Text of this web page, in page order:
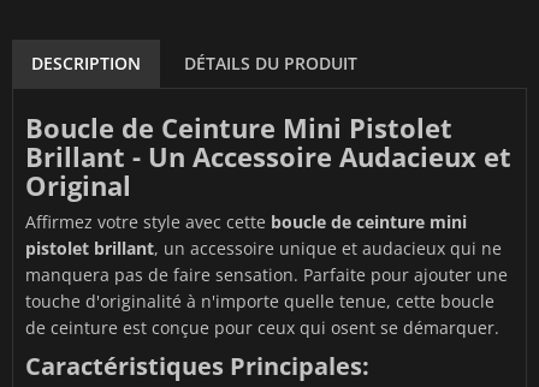
DESCRIPTION DÉTAILS DU PRODUIT
Boucle de Ceinture Mini Pistolet
Brillant - Un Accessoire Audacieux et
Original
Affirmez votre style avec cette boucle de ceinture mini
pistolet brillant, un accessoire unique et audacieux qui ne
manquera pas de faire sensation. Parfaite pour ajouter une
touche d'originalité à n'importe quelle tenue, cette boucle
de ceinture est conçue pour ceux qui osent se démarquer.
Caractéristiques Principales: